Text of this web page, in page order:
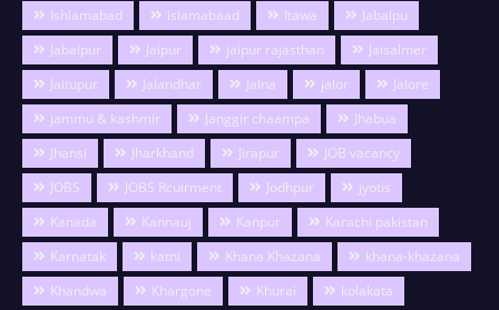
Ishlamabad
islamabaad Itawa
Jabalpu
Jabalpur
Jaipur jaipur rajasthan
Jaisalmer
Jaitupur
Jalandhar Jalna jalor
Jalore
jammu & kashmir
Janggir chaampa
Jhabua
Jhansi
Jharkhand Jirapur
JOB vacancy
JOBS
JOBS Rcuirment Jodhpur
jyotis
Kanada
Kannauj Kanpur
Karachi pakistan
Karnatak
katni Khana Khazana
khana-khazana
Khandwa
Khargone Khurai
kolakata